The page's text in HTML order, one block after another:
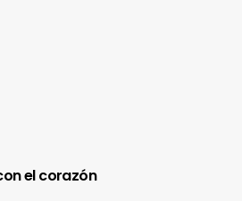
el corazón